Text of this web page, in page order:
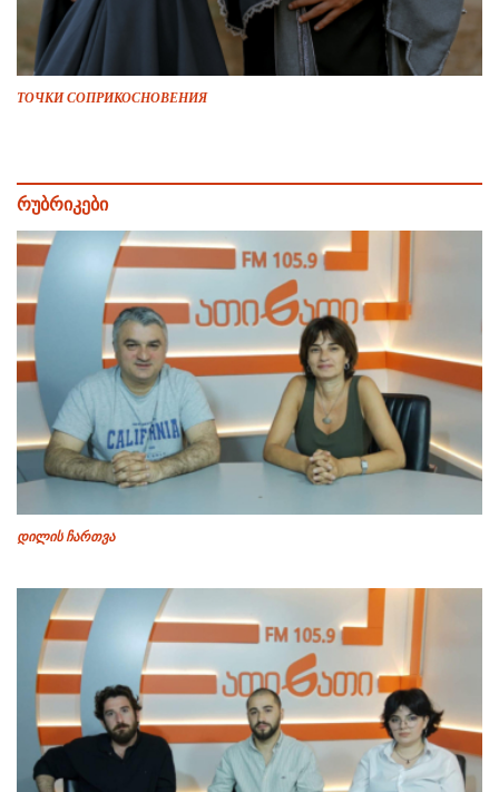
ТОЧКИ СОПРИКОСНОВЕНИЯ
რუბრიკები
დილის ჩართვა